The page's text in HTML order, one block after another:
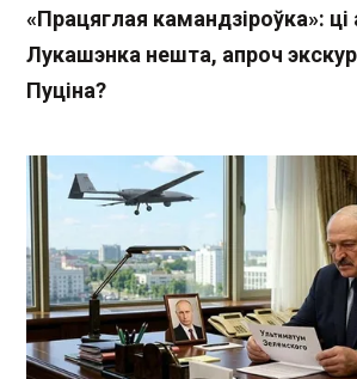
«Працяглая камандзіроўка»:
Лукашэнка нешта, апроч
Пуціна?